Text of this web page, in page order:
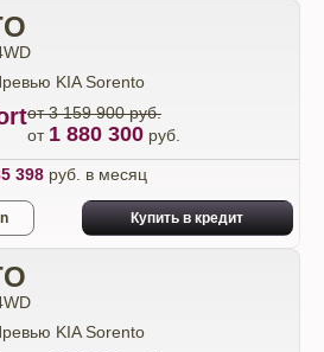
от 3 159 900 руб.
от 1 880 300 руб.
398руб. в месяц
Купить в кредит